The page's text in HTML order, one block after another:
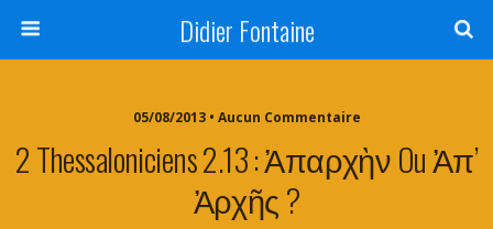
Didier Fontaine
05/08/2013 • Aucun Commentaire
2 Thessaloniciens 2.13 : Ἀπαρχὴν Ou Ἀπ’
Ἀρχῆς ?